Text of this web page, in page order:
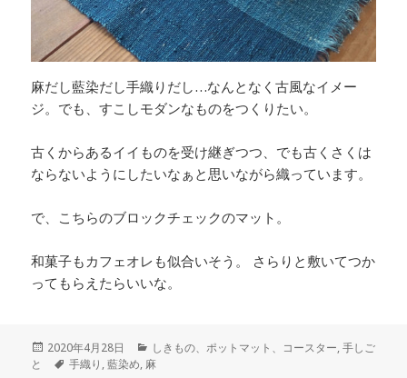
麻だし藍染だし手織りだし…なんとなく古風なイメー
ジ。でも、すこしモダンなものをつくりたい。
古くからあるイイものを受け継ぎつつ、でも古くさくは
ならないようにしたいなぁと思いながら織っています。
で、こちらのブロックチェックのマット。
和菓子もカフェオレも似合いそう。 さらりと敷いてつか
ってもらえたらいいな。
投
稿
2020年4月28日
カ
テ
しきもの、ポットマット、コースター,手しご
と
タ
手織り ,藍染め, 麻